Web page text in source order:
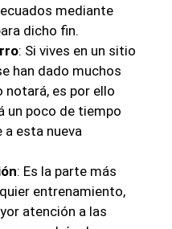
mediante
dicho fin.
: Si vives en un sitio
han dado muchos
notará, es por ello
un poco de tiempo
a esta nueva
: Es la parte más
entrenamiento,
atención a las